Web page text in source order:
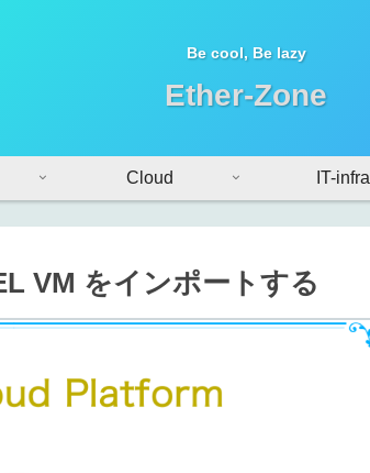
Be cool, Be lazy
Ether-Zone
Cloud IT-infra
VM をインポートする